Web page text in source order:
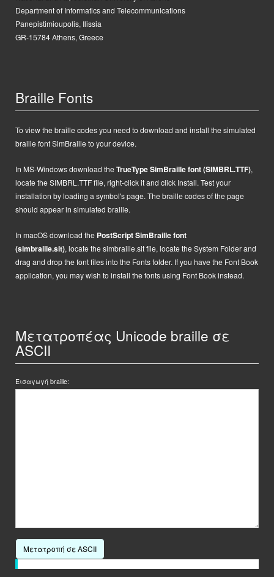
Department of Informatics and Telecommunications
Panepistimioupolis, Ilissia
GR-15784 Athens, Greece
Braille Fonts
To view the braille codes you need to download and install the simulated
braille font SimBraille to your device.
In MS-Windows download theTrueType SimBraille font (SIMBRL.TTF),
locate the SIMBRL.TTF file, right-click it and click Install. Test your
installation by loading a symbol's page. The braille codes of the page
should appear in simulated braille.
In macOSdownload the PostScriptSimBraille font
(simbraille.sit), locate thesimbraille.sitfile, locate the System Folder and
drag and drop the font files into the Fonts folder. If you have the Font Book
application, you may wish to install the fonts using Font Book instead.
Μετατροπέας Unicode braille σε
ASCII
Εισαγωγή braille:
Μετατροπή σε ASCII